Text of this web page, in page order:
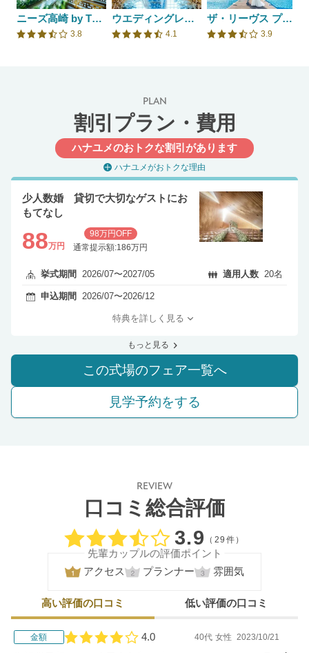
ニーズ高崎 by T&G WEDDING(旧 アーセンティア迎賓館 高崎)
口コミ評価
3.8
ウエディングレストラン ジュレ
口コミ評価
4.1
ザ・リーヴス プレミアムテラス
口コミ評価
3.9
PLAN
割引プラン・費用
ハナユメのおトクな割引があります
ハナユメがおトクな理由
少人数婚 貸切で大切なゲストにお
もてなし
88万円
98万円OFF
通常提示額:186万円
挙式期間 2026/07〜2027/05 適用人数 20名
申込期間 2026/07〜2026/12
特典を詳しく見る
もっと見る
この式場のフェア一覧へ
見学予約をする
REVIEW
口コミ総合評価
口コミ評価
3.9 （29件）
先輩カップルの評価ポイント
アクセス
プランナー 雰囲気
高い評価の口コミ 低い評価の口コミ
金額
口コミ評価
4.0 40代 女性 2023/10/21